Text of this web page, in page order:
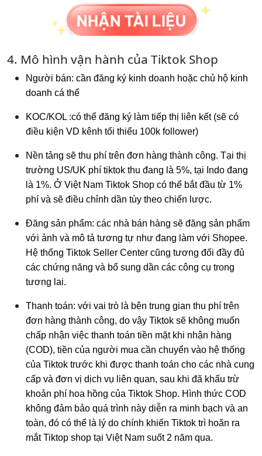
4. Mô hình vận hành của Tiktok Shop
Người bán: cần đăng ký kinh doanh hoặc chủ hộ kinh
doanh cá thể
KOC/KOL :có thể đăng ký làm tiếp thị liên kết (sẽ có
điều kiện VD kênh tối thiểu 100k follower)
Nền tảng sẽ thu phí trên đơn hàng thành công. Tại thị
trường US/UK phí tiktok thu đang là 5%, tại Indo đang
là 1%. Ở Việt Nam Tiktok Shop có thể bắt đầu từ 1%
phí và sẽ điều chỉnh dần tùy theo chiến lược.
Đăng sản phẩm: các nhà bán hàng sẽ đăng sản phẩm
với ảnh và mô tả tương tự như đang làm với Shopee.
Hệ thống Tiktok Seller Center cũng tương đối đầy đủ
các chứng năng và bổ sung dần các công cụ trong
tương lai.
Thanh toán: với vai trò là bên trung gian thu phí trên
đơn hàng thành công, do vậy Tiktok sẽ không muốn
chấp nhận việc thanh toán tiền mặt khi nhận hàng
(COD), tiền của người mua cần chuyển vào hệ thống
của Tiktok trước khi được thanh toán cho các nhà cung
cấp và đơn vị dịch vụ liên quan, sau khi đã khấu trừ
khoản phí hoa hồng của Tiktok Shop. Hình thức COD
không đảm bảo quá trình này diễn ra minh bạch và an
toàn, đó có thể là lý do chính khiến Tiktok trì hoãn ra
mắt Tiktop shop tại Việt Nam suốt 2 năm qua.